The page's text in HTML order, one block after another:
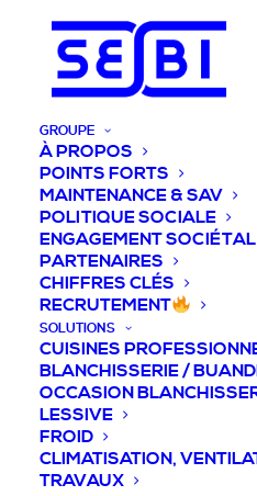
GROUPE
À PROPOS
POINTS FORTS
MAINTENANCE & SAV
POLITIQUE SOCIALE
ENGAGEMENT SOCIÉTAL
PARTENAIRES
CHIFFRES CLÉS
RECRUTEMENT
SOLUTIONS
CUISINES
BLANCHISSERIE /
OCCASION
LESSIVE
FROID
CLIMATISATION,
TRAVAUX